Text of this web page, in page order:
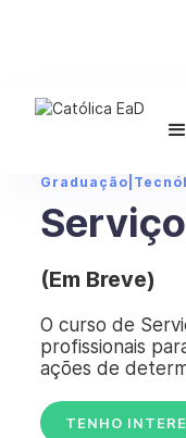
Graduação
(Em Breve)
O curso de
profissionais
ações de
TENHO